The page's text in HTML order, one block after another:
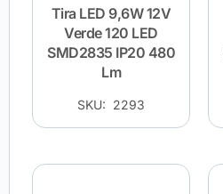
Tira LED 9,6W 12V
Verde 120 LED
SMD2835 IP20 480
Lm
SKU: 2293